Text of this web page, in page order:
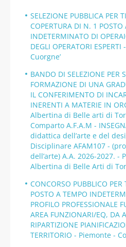
SELEZIONE PUBBLICA PER
COPERTURA DI N. 1
INDETERMINATO DI
DEGLI OPERATORI
Cuorgne’
BANDO DI SELEZIONE PER
FORMAZIONE DI UNA
IL CONFERIMENTO DI
INERENTI A MATERIE IN
Albertina di Belle arti di
Comparto A.F.A.M -
didattica dell’arte e del
Disciplinare AFAM107 -
dell’arte) A.A. 2026-2027. -
Albertina di Belle Arti di
CONCORSO PUBBLICO
POSTO A TEMPO
PROFILO PROFESSIONALE
AREA FUNZIONARI/EQ, DA
RIPARTIZIONE
TERRITORIO - Piemonte -